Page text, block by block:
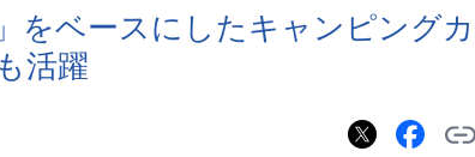
をベースにしたキャンピングカ
活躍